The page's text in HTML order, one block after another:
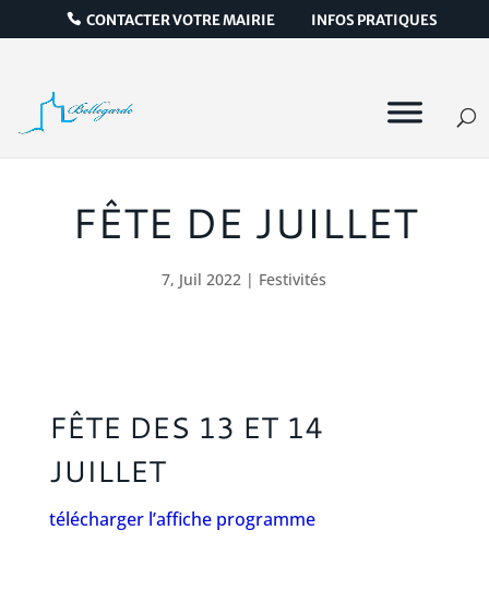
CONTACTER VOTRE MAIRIE INFOS PRATIQUES
FÊTE DE JUILLET
7, Juil 2022 | Festivités
FÊTE DES 13 ET 14
JUILLET
télécharger l’affiche programme